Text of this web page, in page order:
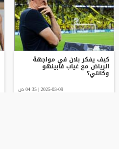
كيف يفكر بلان في مواجهة
الرياض مع غياب فابينهو
وكانتي؟
2025-03-09 | 04:35 ص